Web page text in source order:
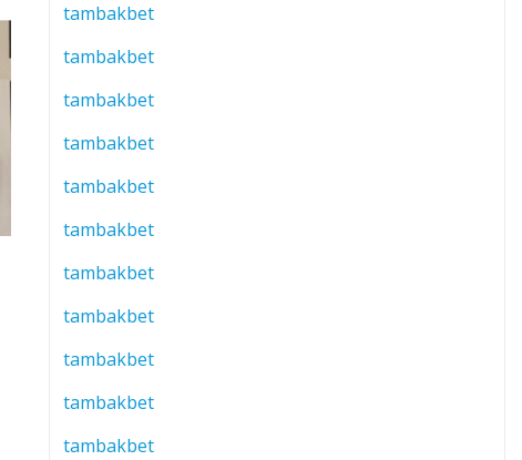
tambakbet
tambakbet
tambakbet
tambakbet
tambakbet
tambakbet
tambakbet
tambakbet
tambakbet
tambakbet
tambakbet